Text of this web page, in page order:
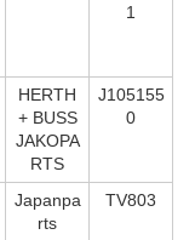
1
HERTH
+ BUSS
JAKOPA
RTS
J105155
0
Japanpa
rts
TV803